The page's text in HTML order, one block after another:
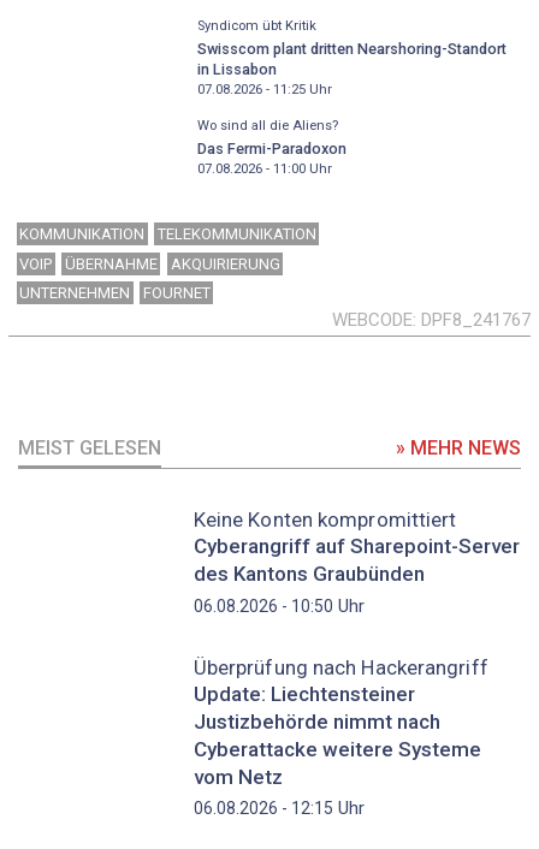
Syndicom übt Kritik
Swisscom plant dritten Nearshoring-Standort
in Lissabon
07.08.2026 - 11:25Uhr
Wo sind all die Aliens?
Das Fermi-Paradoxon
07.08.2026 - 11:00Uhr
KOMMUNIKATION
TELEKOMMUNIKATION
VOIP
ÜBERNAHME
AKQUIRIERUNG
UNTERNEHMEN
FOURNET
WEBCODE DPF8_241767
MEIST GELESEN » MEHR NEWS
Keine Konten kompromittiert
Cyberangriff auf Sharepoint-Server
des Kantons Graubünden
06.08.2026 - 10:50 Uhr
Überprüfung nach Hackerangriff
Update: Liechtensteiner
Justizbehörde nimmt nach
Cyberattacke weitere Systeme
vom Netz
06.08.2026 - 12:15 Uhr